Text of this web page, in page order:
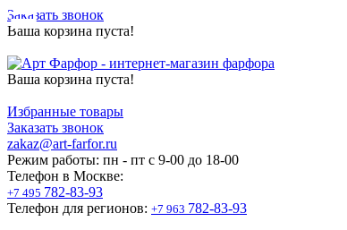
Заказать звонок
Ваша корзина пуста!
Ваша корзина пуста!
Избранные товары
Заказать звонок
zakaz@art-farfor.ru
Режим работы: пн - пт c 9-00 до 18-00
Телефон в Москве:
+7 495 782-83-93
Телефон для регионов: +7 963 782-83-93